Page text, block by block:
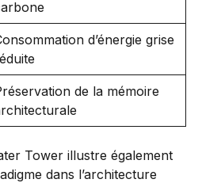
d’énergie grise
de la mémoire
Tower illustre également
dans l’architecture